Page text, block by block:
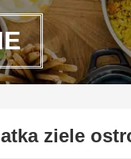
ziele